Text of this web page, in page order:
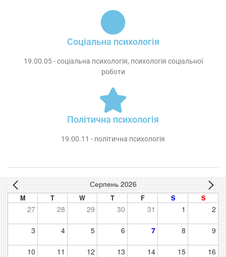
Соціальна психологія
19.00.05 - соціальна психологія, психологія соціальної
роботи
Політична психологія
19.00.11 - політична психологія
Серпень 2026
M T W T F S S
27 28 29 30 31 1 2
3 4 5 6 7 8 9
10 11 12 13 14 15 16